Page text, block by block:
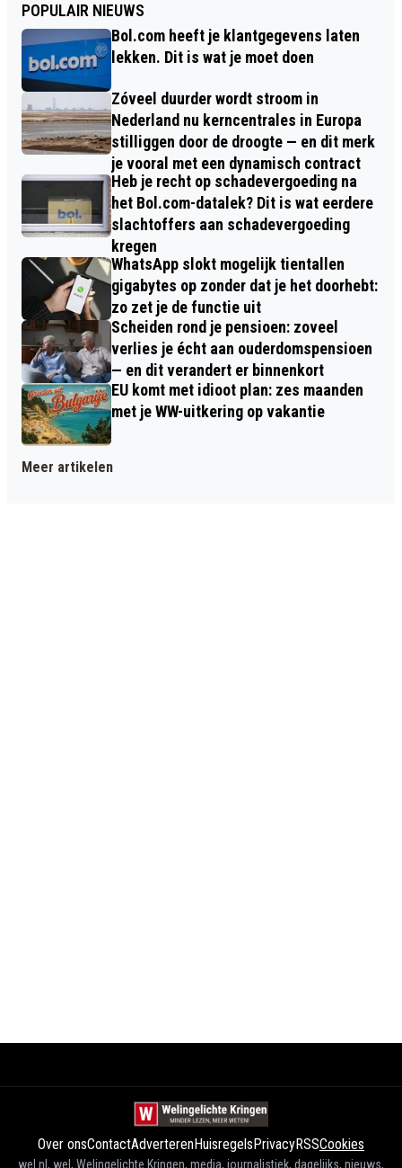
POPULAIR NIEUWS
Bol.com heeft je klantgegevens laten
lekken. Dit is wat je moet doen
Zóveel duurder wordt stroom in
Nederland nu kerncentrales in Europa
stilliggen door de droogte — en dit merk
je vooral met een dynamisch contract
Heb je recht op schadevergoeding na
het Bol.com-datalek? Dit is wat eerdere
slachtoffers aan schadevergoeding
kregen
WhatsApp slokt mogelijk tientallen
gigabytes op zonder dat je het doorhebt:
zo zet je de functie uit
Scheiden rond je pensioen: zoveel
verlies je écht aan ouderdomspensioen
— en dit verandert er binnenkort
EU komt met idioot plan: zes maanden
met je WW-uitkering op vakantie
Meer artikelen
Over onsContactAdverterenHuisregelsPrivacyRSSCookies
wel.nl, wel, Welingelichte Kringen, media, journalistiek, dagelijks, nieuws,